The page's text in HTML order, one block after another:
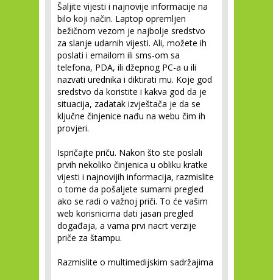
Šaljite vijesti i najnovije informacije na
bilo koji način. Laptop opremljen
bežičnom vezom je najbolje sredstvo
za slanje udarnih vijesti. Ali, možete ih
poslati i emailom ili sms-om sa
telefona, PDA, ili džepnog PC-a u ili
nazvati urednika i diktirati mu. Koje god
sredstvo da koristite i kakva god da je
situacija, zadatak izvještača je da se
ključne činjenice nađu na webu čim ih
provjeri.
Ispričajte priču. Nakon što ste poslali
prvih nekoliko činjenica u obliku kratke
vijesti i najnovijih informacija, razmislite
o tome da pošaljete sumarni pregled
ako se radi o važnoj priči. To će vašim
web korisnicima dati jasan pregled
događaja, a vama prvi nacrt verzije
priče za štampu.
Razmislite o multimedijskim sadržajima